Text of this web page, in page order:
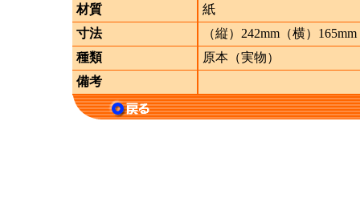
材質
紙
寸法
（縦）242mm（横）165mm
種類
原本（実物）
備考